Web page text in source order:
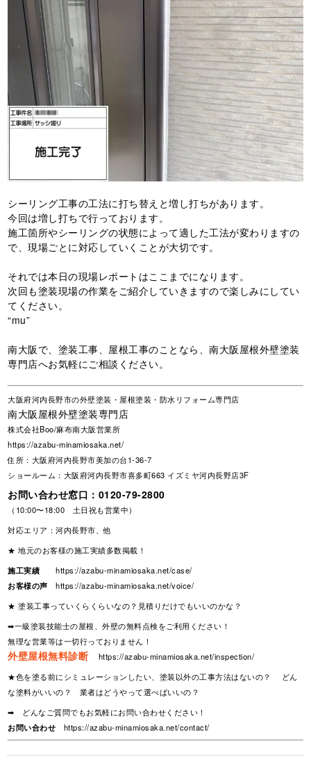
シーリング工事の工法に打ち替えと増し打ちがあります。
今回は増し打ちで行っております。
施工箇所やシーリングの状態によって適した工法が変わりますの
で、現場ごとに対応していくことが大切です。
それでは本日の現場レポートはここまでになります。
次回も塗装現場の作業をご紹介していきますので楽しみにしてい
てください。
“mu”
南大阪で、塗装工事、屋根工事のことなら、南大阪屋根外壁塗装
専門店へお気軽にご相談ください。
大阪府河内長野市の外壁塗装・屋根塗装・防水リフォーム専門店
南大阪屋根外壁塗装専門店
株式会社Boo/麻布南大阪営業所
https://azabu-minamiosaka.net/
住所：大阪府河内長野市美加の台1-36-7
ショールーム：大阪府河内長野市喜多町663 イズミヤ河内長野店3F
お問い合わせ窓口： 0120-79-2800
（10:00〜18:00 土日祝も営業中）
対応エリア：河内長野市、他
★ 地元のお客様の施工実績多数掲載！
施工実績
https://azabu-minamiosaka.net/case/
お客様の声
https://azabu-minamiosaka.net/voice/
★ 塗装工事っていくらくらいなの？見積りだけでもいいのかな？
➡一級塗装技能士の屋根、外壁の無料点検をご利用ください！
無理な営業等は一切行っておりません！
外壁屋根無料診断
https://azabu-minamiosaka.net/inspection/
★色を塗る前にシミュレーションしたい、塗装以外の工事方法はないの？ どん
な塗料がいいの？ 業者はどうやって選べばいいの？
➡ どんなご質問でもお気軽にお問い合わせください！
お問い合わせ
https://azabu-minamiosaka.net/contact/